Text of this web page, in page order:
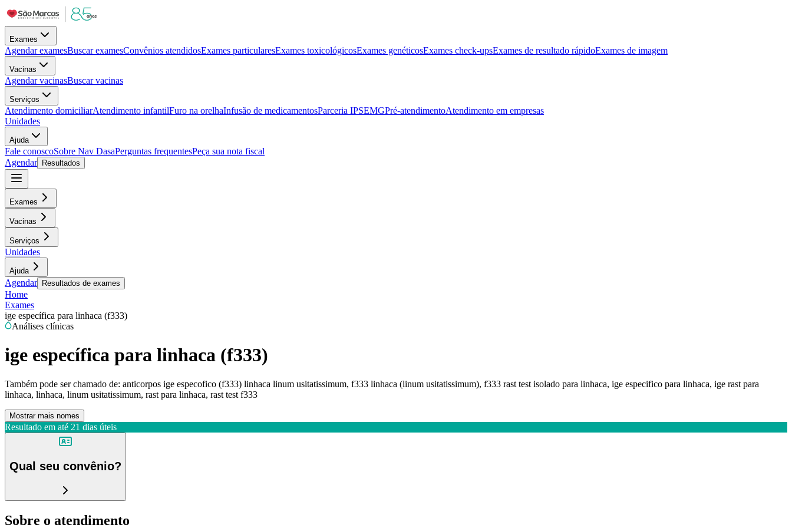
Exames
Agendar examesBuscar examesConvênios atendidosExames particularesExames toxicológicosExames genéticosExames check-upsExames de resultado rápidoExames de imagem
Vacinas
Agendar vacinasBuscar vacinas
Serviços
Atendimento domiciliarAtendimento infantilFuro na orelhaInfusão de medicamentosParceria IPSEMGPré-atendimentoAtendimento em empresas
Unidades
Ajuda
Fale conoscoSobre Nav DasaPerguntas frequentesPeça sua nota fiscal
Agendar
Resultados
Exames
Vacinas
Serviços
Unidades
Ajuda
Agendar Resultados de exames
Home
Exames
ige específica para linhaca (f333)
Análises clínicas
ige específica para linhaca (f333)
Também pode ser chamado de: anticorpos ige especofico (f333) linhaca linum usitatissimum, f333 linhaca (linum usitatissimum), f333 rast test isolado para linhaca, ige especifico para linhaca, ige rast para
linhaca, linhaca, linum usitatissimum, rast para linhaca, rast test f333
Mostrar mais nomes
Resultado em até 21 dias úteis
Qual seu convênio?
Sobre o atendimento